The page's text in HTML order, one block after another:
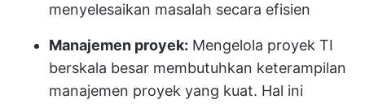
menyelesaikan masalah secara efisien
Manajemen proyek: Mengelola proyek TI
berskala besar membutuhkan keterampilan
manajemen proyek yang kuat. Hal ini